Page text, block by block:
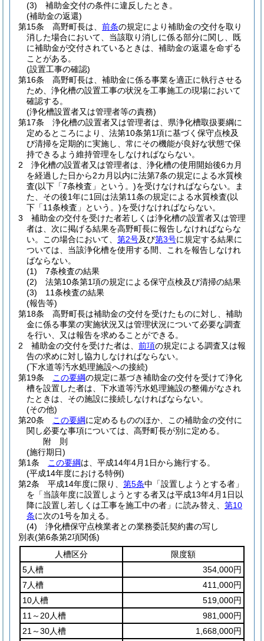
(3)
補助金交付の条件に違反したとき。
(補助金の返還)
第15条
高野町長は、 前条の規定により補助金の交付を取り
消した場合において、当該取り消しに係る部分に関し、既
に補助金が交付されているときは、補助金の返還を命ずる
ことがある。
(設置工事の確認)
第16条
高野町長は、補助金に係る事業を適正に執行させる
ため、浄化槽の設置工事の状況を工事施工の現場において
確認する。
(浄化槽設置者又は管理者等の責務)
第17条
浄化槽の設置者又は管理者は、県浄化槽取扱要綱に
定めるところにより、法第10条第1項に基づく保守点検及
び清掃を定期的に実施し、常にその機能が良好な状態で保
持できるよう維持管理をしなければならない。
2
浄化槽の設置者又は管理者は、浄化槽の使用開始後6カ月
を経過した日から2カ月以内に法第7条の規定による水質検
査(以下「7条検査」という。)を受けなければならない。
ま
た、その後1年に1回は法第11条の規定による水質検査(以
下「11条検査」という。)を受けなければならない。
3
補助金の交付を受けた者若しくは浄化槽の設置者又は管理
者は、次に掲げる結果を高野町長に報告しなければならな
い。
この場合において、 第2号及び第3号に規定する結果に
ついては、当該浄化槽を使用する間、これを報告しなけれ
ばならない。
(1)
7条検査の結果
(2)
法第10条第1項の規定による保守点検及び清掃の結果
(3)
11条検査の結果
(報告等)
第18条
高野町長は補助金の交付を受けたものに対し、補助
金に係る事業の実施状況又は管理状況について必要な調査
を行い、又は報告を求めることができる。
2
補助金の交付を受けた者は、 前項の規定による調査又は報
告の求めに対し協力しなければならない。
(下水道等汚水処理施設への接続)
第19条
この要綱の規定に基づき補助金の交付を受けて浄化
槽を設置した者は、下水道等汚水処理施設の整備がなされ
たときは、その施設に接続しなければならない。
(その他)
第20条
この要綱に定めるもののほか、この補助金の交付に
関し必要な事項については、高野町長が別に定める。
附 則
(施行期日)
第1条
この要綱は、平成14年4月1日から施行する。
(平成14年度における特例)
第2条
平成14年度に限り、 第5条中「設置しようとする者」
を「当該年度に設置しようとする者又は平成13年4月1日以
降に設置し若しくは工事を施工中の者」に読み替え、 第10
条に次の1号を加える。
(4)
浄化槽保守点検業者との業務委託契約書の写し
別表(第6条第2項関係)
人槽区分
限度額
5人槽
354,000円
7人槽
411,000円
10人槽
519,000円
11～20人槽
981,000円
21～30人槽
1,668,000円